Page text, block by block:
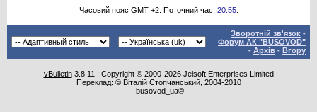
Часовий пояс GMT +2. Поточний час: 20:55.
Зворотній зв'язок -
Форум АК "BUSOVOD"
- Архів - Вгору
vBulletin3.8.11 ; Copyright © 2000-2026 Jelsoft Enterprises Limited
Переклад: © Віталій Стопчанський, 2004-2010
busovod_ua©